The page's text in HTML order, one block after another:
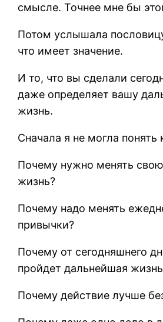
смысле. Точнее мне бы
Потом услышала
что имеет значение.
И то, что вы сделали
даже определяет вашу
жизнь.
Сначала я не могла понять
Почему нужно менять
жизнь?
Почему надо менять
привычки?
Почему от сегодняшнего
пройдет дальнейшая
Почему действие лучше